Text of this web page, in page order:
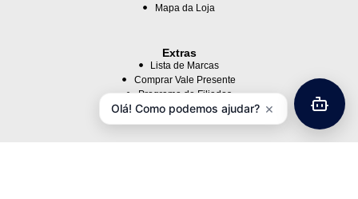
Mapa da Loja
Extras
Lista de Marcas
Comprar Vale Presente
Programa de Filiados
Ofertas Especiais
Olá! Como podemos ajudar? ×